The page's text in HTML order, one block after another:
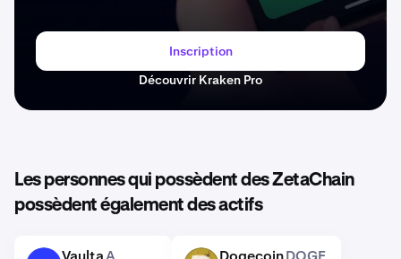
Inscription
Découvrir Kraken Pro
Les personnes qui possèdent des ZetaChain
possèdent également des actifs